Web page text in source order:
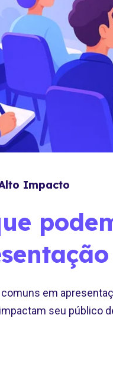
Impacto
em
seu público